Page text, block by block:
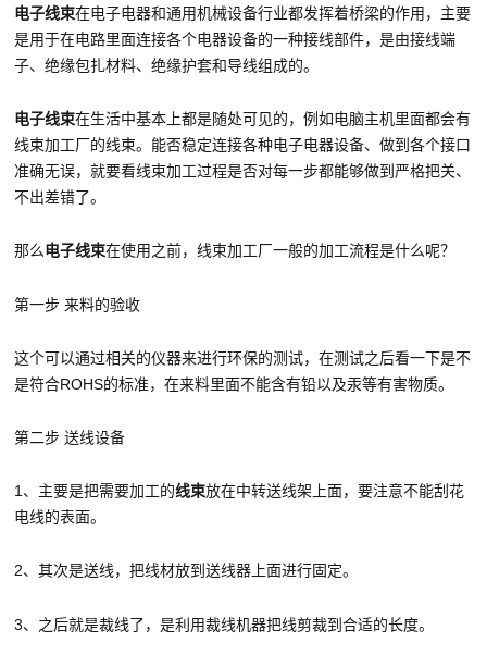
电子线束在电子电器和通用机械设备行业都发挥着桥梁的作用，主要
是用于在电路里面连接各个电器设备的一种接线部件，是由接线端
子、绝缘包扎材料、绝缘护套和导线组成的。
电子线束在生活中基本上都是随处可见的，例如电脑主机里面都会有
线束加工厂的线束。能否稳定连接各种电子电器设备、做到各个接口
准确无误，就要看线束加工过程是否对每一步都能够做到严格把关、
不出差错了。
那么电子线束在使用之前，线束加工厂一般的加工流程是什么呢？
第一步 来料的验收
这个可以通过相关的仪器来进行环保的测试，在测试之后看一下是不
是符合ROHS的标准，在来料里面不能含有铅以及汞等有害物质。
第二步 送线设备
1、主要是把需要加工的线束放在中转送线架上面，要注意不能刮花
电线的表面。
2、其次是送线，把线材放到送线器上面进行固定。
3、之后就是裁线了，是利用裁线机器把线剪裁到合适的长度。